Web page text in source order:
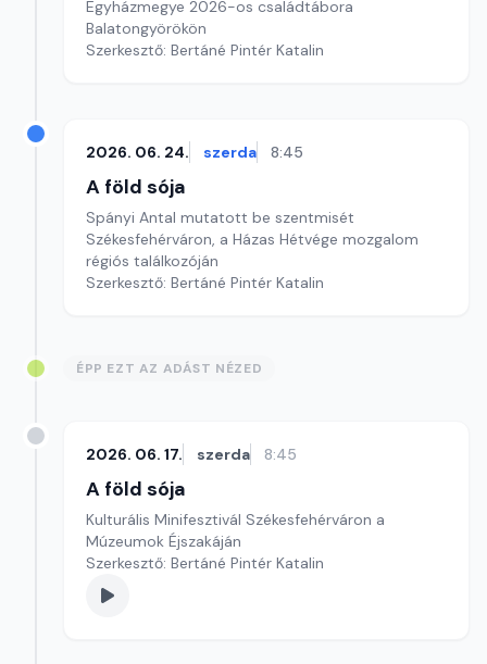
Egyházmegye 2026-os családtábora
Balatongyörökön
Szerkesztő: Bertáné Pintér Katalin
2026. 06. 24. szerda 8:45
A föld sója
Spányi Antal mutatott be szentmisét
Székesfehérváron, a Házas Hétvége mozgalom
régiós találkozóján
Szerkesztő: Bertáné Pintér Katalin
ÉPP EZT AZ ADÁST NÉZED
2026. 06. 17. szerda 8:45
A föld sója
Kulturális Minifesztivál Székesfehérváron a
Múzeumok Éjszakáján
Szerkesztő: Bertáné Pintér Katalin